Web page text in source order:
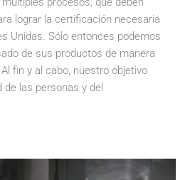
lograr la certificación necesaria
Unidas. Sólo entonces podemos
de sus productos de manera
fin y al cabo, nuestro objetivo
las personas y del